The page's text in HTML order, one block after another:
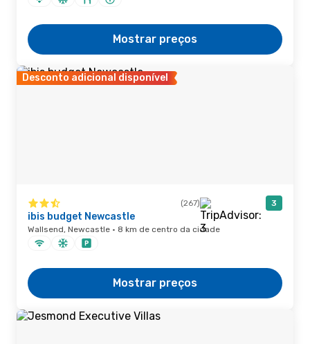
Mostrar preços
Desconto adicional disponível
(267) 3
ibis budget Newcastle
Wallsend, Newcastle · 8 km de centro da cidade
Mostrar preços